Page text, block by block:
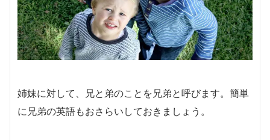
姉妹に対して、兄と弟のことを兄弟と呼びます。簡単
に兄弟の英語もおさらいしておきましょう。